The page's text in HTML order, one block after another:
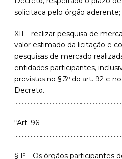
solicitada pelo órgão aderente;
XII – realizar pesquisa de
valor estimado da licitação e
pesquisas de mercado
entidades participantes,
previstas no § 3º do art. 92 e
Decreto.
“Art. 96 –
§ 1º – Os órgãos participantes